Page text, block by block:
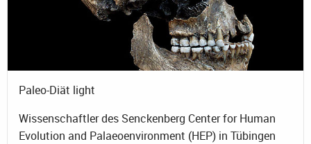
Paleo-Diät light
Wissenschaftler des Senckenberg Center for Human
Evolution and Palaeoenvironment (HEP) in Tübingen